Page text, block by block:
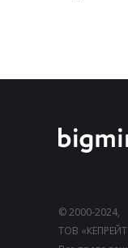
© 2000-2024,
ТОВ